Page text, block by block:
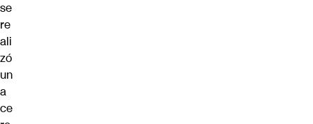
se
re
ali
zó
un
a
ce